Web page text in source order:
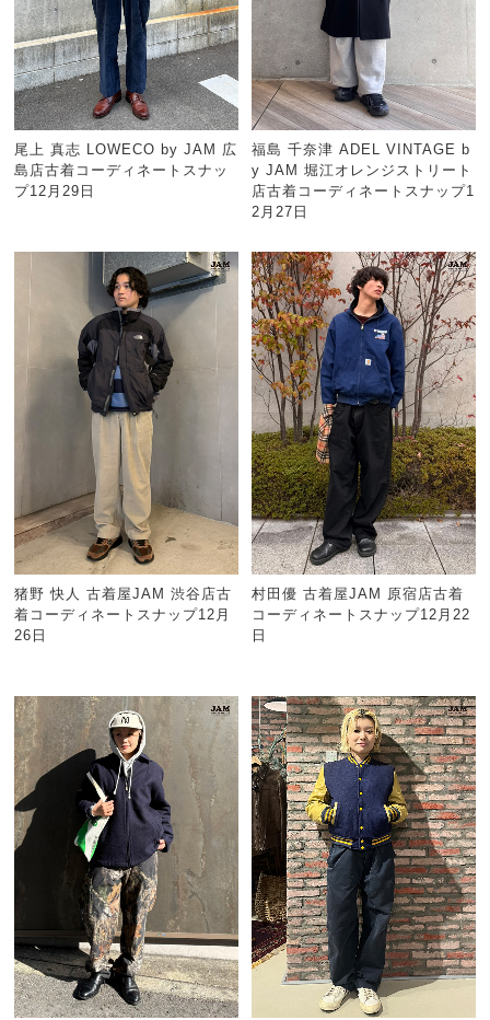
尾上 真志 LOWECO by JAM 広
島店古着コーディネートスナッ
プ12月29日
福島 千奈津 ADEL VINTAGE b
y JAM 堀江オレンジストリート
店古着コーディネートスナップ1
2月27日
猪野 快人 古着屋JAM 渋谷店古
着コーディネートスナップ12月
26日
村田優 古着屋JAM 原宿店古着
コーディネートスナップ12月22
日